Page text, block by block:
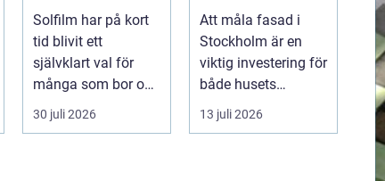
svalare,
tryggare och
mer privat
inomhusmiljö
Solfilm har på kort
tid blivit ett
självklart val för
många som bor och
arbeta...
30 juli 2026
fasadmålning i
Stockholm
Att måla fasad i
Stockholm är en
viktig investering för
både husets
utseende o...
13 juli 2026